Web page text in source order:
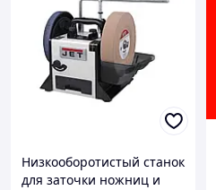
Низкооборотистый станок
для заточки ножниц и